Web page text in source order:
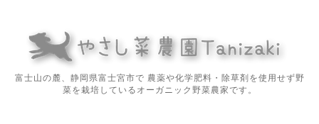
富士山の麓、静岡県富士宮市で 農薬や化学肥料・除草剤を使用せず野
菜を栽培しているオーガニック野菜農家です。